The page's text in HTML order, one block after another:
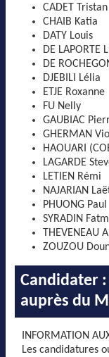
CADET Tristan
CHAIB Katia
DATY Louis
DE LAPORTE
DE
DJEBILI Lélia
ETJE Roxanne
FU Nelly
GAUBIAC
GHERMAN
HAOUARI
LAGARDE
LETIEN Rémi
NAJARIAN
PHUONG Paul
SYRADIN
THEVENEAU
ZOUZOU
Candidater
auprès du
INFORMATION
Les candidatures